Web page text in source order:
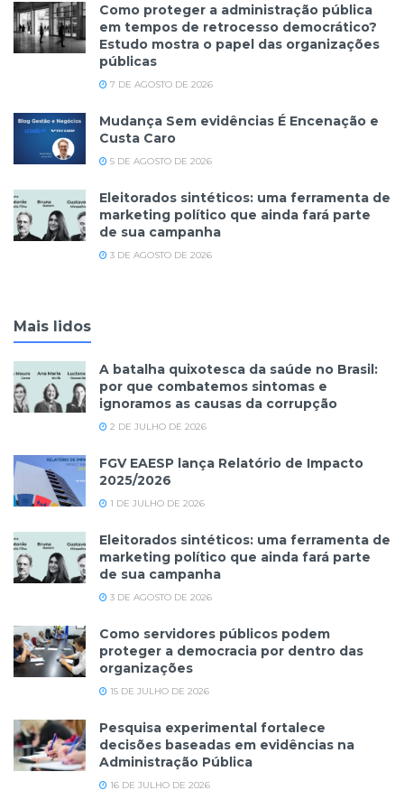
Como proteger a administração pública
em tempos de retrocesso democrático?
Estudo mostra o papel das organizações
públicas
7 DE AGOSTO DE 2026
Mudança Sem evidências É Encenação e
Custa Caro
5 DE AGOSTO DE 2026
Eleitorados sintéticos: uma ferramenta de
marketing político que ainda fará parte
de sua campanha
3 DE AGOSTO DE 2026
Mais lidos
A batalha quixotesca da saúde no Brasil:
por que combatemos sintomas e
ignoramos as causas da corrupção
2 DE JULHO DE 2026
FGV EAESP lança Relatório de Impacto
2025/2026
1 DE JULHO DE 2026
Eleitorados sintéticos: uma ferramenta de
marketing político que ainda fará parte
de sua campanha
3 DE AGOSTO DE 2026
Como servidores públicos podem
proteger a democracia por dentro das
organizações
15 DE JULHO DE 2026
Pesquisa experimental fortalece
decisões baseadas em evidências na
Administração Pública
16 DE JULHO DE 2026